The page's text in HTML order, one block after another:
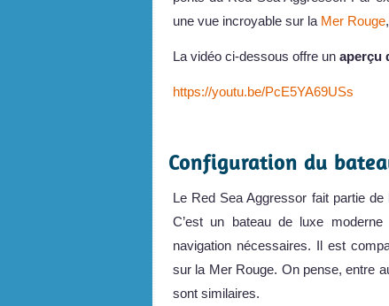
une vue incroyable sur la Mer Rouge
La vidéo ci-dessous offre un aperçu
https://youtu.be/PcE5YA69USs
Configuration du
Le Red Sea Aggressor fait partie
C’est un bateau de luxe
navigation nécessaires. Il est
sur la Mer Rouge. On pense, entre
sont similaires.